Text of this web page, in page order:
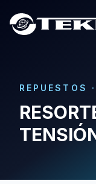
REPUESTOS ·